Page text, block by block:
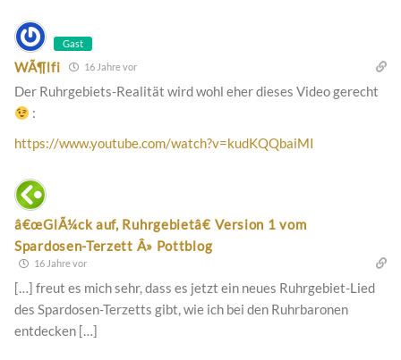
Gast
WÃ¶lfi 16 Jahre vor
Der Ruhrgebiets-Realität wird wohl eher dieses Video gerecht
:
https://www.youtube.com/watch?v=kudKQQbaiMI
â€œGlÃ¼ck auf, Ruhrgebietâ€ Version 1 vom
Spardosen-Terzett Â» Pottblog
16 Jahre vor
[…] freut es mich sehr, dass es jetzt ein neues Ruhrgebiet-Lied
des Spardosen-Terzetts gibt, wie ich bei den Ruhrbaronen
entdecken […]